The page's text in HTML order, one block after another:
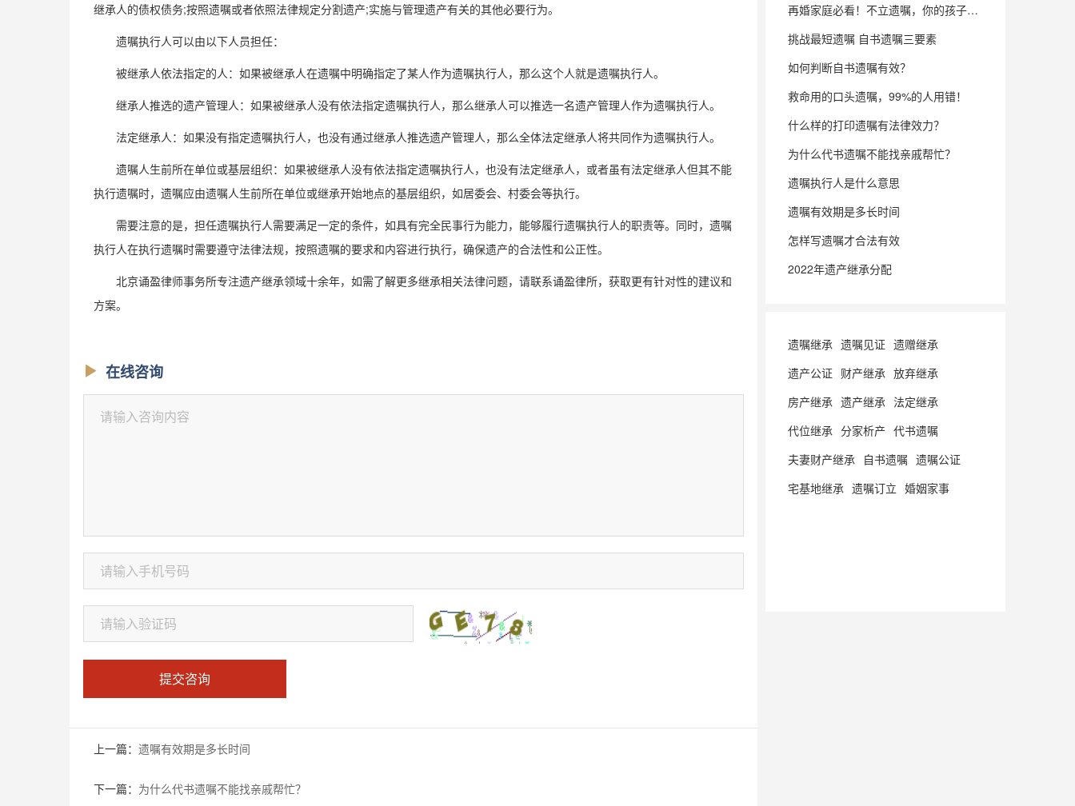
继承人的债权债务;按照遗嘱或者依照法律规定分割遗产;实施与管理遗产有关的其他必要行为。
遗嘱执行人可以由以下人员担任：
被继承人依法指定的人：如果被继承人在遗嘱中明确指定了某人作为遗嘱执行人，那么这个人就是遗嘱执行人。
继承人推选的遗产管理人：如果被继承人没有依法指定遗嘱执行人，那么继承人可以推选一名遗产管理人作为遗嘱执行人。
法定继承人：如果没有指定遗嘱执行人，也没有通过继承人推选遗产管理人，那么全体法定继承人将共同作为遗嘱执行人。
遗嘱人生前所在单位或基层组织：如果被继承人没有依法指定遗嘱执行人，也没有法定继承人，或者虽有法定继承人但其不能
执行遗嘱时，遗嘱应由遗嘱人生前所在单位或继承开始地点的基层组织，如居委会、村委会等执行。
需要注意的是，担任遗嘱执行人需要满足一定的条件，如具有完全民事行为能力，能够履行遗嘱执行人的职责等。同时，遗嘱
执行人在执行遗嘱时需要遵守法律法规，按照遗嘱的要求和内容进行执行，确保遗产的合法性和公正性。
北京诵盈律师事务所专注遗产继承领域十余年，如需了解更多继承相关法律问题，请联系诵盈律所，获取更有针对性的建议和
方案。
在线咨询
提交咨询
上一篇： 遗嘱有效期是多长时间
下一篇： 为什么代书遗嘱不能找亲戚帮忙？
再婚家庭必看！不立遗嘱，你的孩子可能吃大亏！
挑战最短遗嘱 自书遗嘱三要素
如何判断自书遗嘱有效？
救命用的口头遗嘱，99%的人用错！
什么样的打印遗嘱有法律效力？
为什么代书遗嘱不能找亲戚帮忙？
遗嘱执行人是什么意思
遗嘱有效期是多长时间
怎样写遗嘱才合法有效
2022年遗产继承分配
遗嘱继承 遗嘱见证 遗赠继承
遗产公证 财产继承 放弃继承
房产继承 遗产继承 法定继承
代位继承 分家析产 代书遗嘱
夫妻财产继承 自书遗嘱 遗嘱公证
宅基地继承 遗嘱订立 婚姻家事